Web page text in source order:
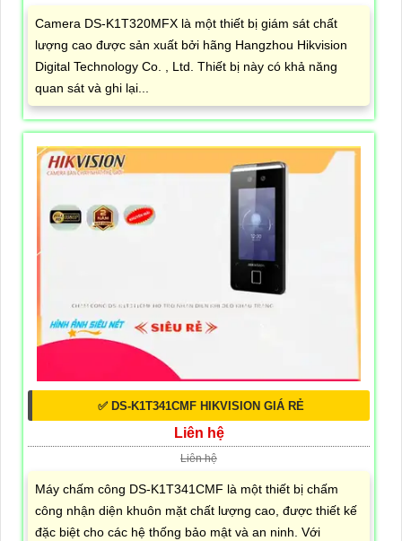
Camera DS-K1T320MFX là một thiết bị giám sát chất
lượng cao được sản xuất bởi hãng Hangzhou Hikvision
Digital Technology Co. , Ltd. Thiết bị này có khả năng
quan sát và ghi lại...
✅ DS-K1T341CMF HIKVISION GIÁ RẺ
Liên hệ
Liên hệ
Máy chấm công DS-K1T341CMF là một thiết bị chấm
công nhận diện khuôn mặt chất lượng cao, được thiết kế
đặc biệt cho các hệ thống bảo mật và an ninh. Với